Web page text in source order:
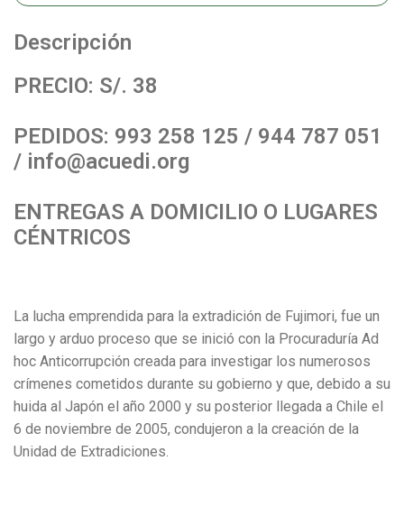
Descripción
PRECIO: S/. 38
PEDIDOS: 993 258 125 / 944 787 051
/ info@acuedi.org
ENTREGAS A DOMICILIO O LUGARES
CÉNTRICOS
La lucha emprendida para la extradición de Fujimori, fue un
largo y arduo proceso que se inició con la Procuraduría Ad
hoc Anticorrupción creada para investigar los numerosos
crímenes cometidos durante su gobierno y que, debido a su
huida al Japón el año 2000 y su posterior llegada a Chile el
6 de noviembre de 2005, condujeron a la creación de la
Unidad de Extradiciones.